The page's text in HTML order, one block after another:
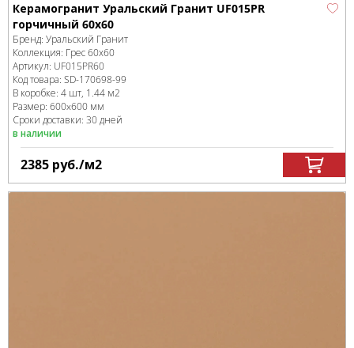
Керамогранит Уральский Гранит UF015PR
горчичный 60х60
Бренд: Уральский Гранит
Коллекция: Грес 60х60
Артикул: UF015PR60
Код товара: SD-170698-99
В коробке: 4 шт, 1.44 м2
Размер: 600x600 мм
Сроки доставки: 30 дней
в наличии
2385 руб./м2